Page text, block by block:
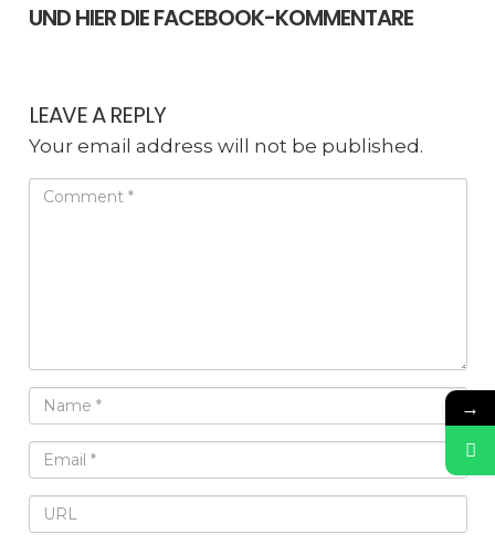
UND HIER DIE FACEBOOK-KOMMENTARE
LEAVE A REPLY
Your email address will not be published.
→